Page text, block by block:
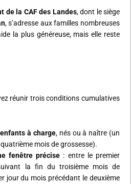
de la CAF des Landes, dont le siège
, s’adresse aux familles nombreuses
la plus généreuse, mais elle reste
réunir trois conditions cumulatives
à charge, nés ou à naître (un
mois de grossesse).
fenêtre précise : entre le premier
la fin du troisième mois de
jour du mois précédant le deuxième